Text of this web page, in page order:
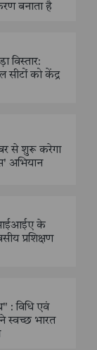
बनाता है
विस्तार:
को केंद्र
से शुरू करेगा
अभियान
एआईआईए के
प्रशिक्षण
: विधि एवं
ने स्वच्छ भारत